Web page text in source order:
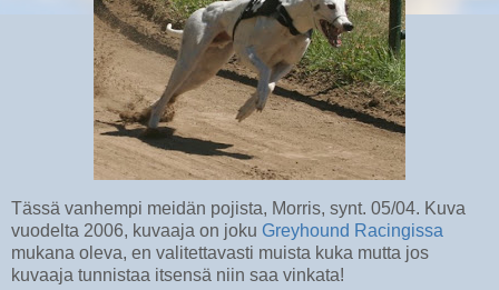
Tässä vanhempi meidän pojista, Morris, synt. 05/04. Kuva
vuodelta 2006, kuvaaja on joku Greyhound Racingissa
mukana oleva, en valitettavasti muista kuka mutta jos
kuvaaja tunnistaa itsensä niin saa vinkata!